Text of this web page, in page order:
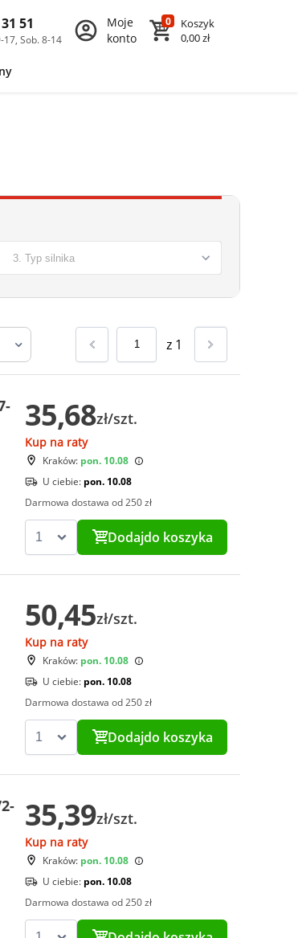
51
17, Sob. 8-14
Moje
konto
0
Koszyk
0,00 zł
z 1
35,68zł/szt.
Kup na raty
Kraków: pon. 10.08
U ciebie: pon. 10.08
Darmowa dostawa od 250 zł
Dodajdo koszyka
50,45zł/szt.
Kup na raty
Kraków: pon. 10.08
U ciebie: pon. 10.08
Darmowa dostawa od 250 zł
Dodajdo koszyka
35,39zł/szt.
Kup na raty
Kraków: pon. 10.08
U ciebie: pon. 10.08
Darmowa dostawa od 250 zł